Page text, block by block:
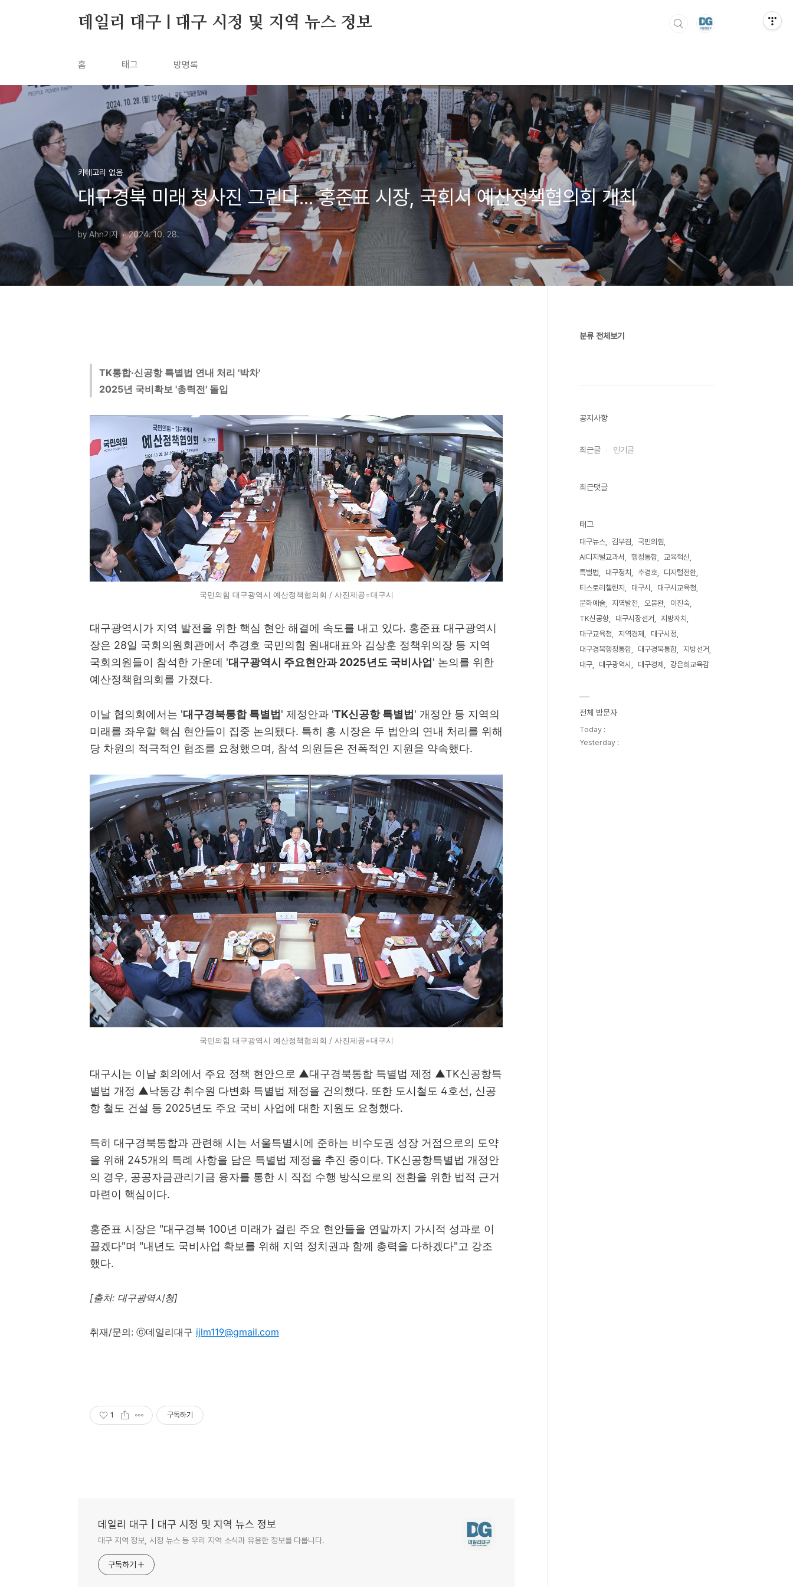
데일리 대구 | 대구 시정 및 지역 뉴스 정보
홈 태그 방명록
카테고리 없음
대구경북 미래 청사진 그린다... 홍준표 시장, 국회서 예산정책협의회 개최
by Ahn기자 2024. 10. 28.
TK통합·신공항 특별법 연내 처리 '박차'
2025년 국비확보 '총력전' 돌입
국민의힘 대구광역시 예산정책협의회 / 사진제공=대구시
대구광역시가 지역 발전을 위한 핵심 현안 해결에 속도를 내고 있다. 홍준표 대구광역시
장은 28일 국회의원회관에서 추경호 국민의힘 원내대표와 김상훈 정책위의장 등 지역
국회의원들이 참석한 가운데 '대구광역시 주요현안과 2025년도 국비사업 ' 논의를 위한
예산정책협의회를 가졌다.
이날 협의회에서는 '대구경북통합 특별법 ' 제정안과 'TK신공항 특별법 ' 개정안 등 지역의
미래를 좌우할 핵심 현안들이 집중 논의됐다. 특히 홍 시장은 두 법안의 연내 처리를 위해
당 차원의 적극적인 협조를 요청했으며, 참석 의원들은 전폭적인 지원을 약속했다.
국민의힘 대구광역시 예산정책협의회 / 사진제공=대구시
대구시는 이날 회의에서 주요 정책 현안으로 ▲대구경북통합 특별법 제정 ▲TK신공항특
별법 개정 ▲낙동강 취수원 다변화 특별법 제정을 건의했다. 또한 도시철도 4호선, 신공
항 철도 건설 등 2025년도 주요 국비 사업에 대한 지원도 요청했다.
특히 대구경북통합과 관련해 시는 서울특별시에 준하는 비수도권 성장 거점으로의 도약
을 위해 245개의 특례 사항을 담은 특별법 제정을 추진 중이다. TK신공항특별법 개정안
의 경우, 공공자금관리기금 융자를 통한 시 직접 수행 방식으로의 전환을 위한 법적 근거
마련이 핵심이다.
홍준표 시장은 "대구경북 100년 미래가 걸린 주요 현안들을 연말까지 가시적 성과로 이
끌겠다"며 "내년도 국비사업 확보를 위해 지역 정치권과 함께 총력을 다하겠다"고 강조
했다.
[출처: 대구광역시청]
취재/문의: ⓒ데일리대구 ijlm119@gmail.com
1 구독하기
데일리 대구 | 대구 시정 및 지역 뉴스 정보
대구 지역 정보, 시정 뉴스 등 우리 지역 소식과 유용한 정보를 다룹니다.
구독하기
분류 전체보기
공지사항
최근글 인기글
최근댓글
태그
대구뉴스 김부겸
국민의힘
AI디지털교과서
행정통합
교육혁신
특별법
대구정치 추경호
디지털전환
티스토리챌린지
대구시
대구시교육청
문화예술
지역발전 오블완
이진숙
TK신공항
대구시장선거
지방자치
대구교육청
지역경제
대구시정
대구경북행정통합
대구경북통합
지방선거
대구
대구광역시 대구경제 강은희교육감
전체 방문자
Today :
Yesterday :